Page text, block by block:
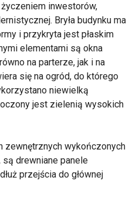
inwestorów,
Bryła budynku ma
i przykryta jest płaskim
elementami są okna
na parterze, jak i na
się na ogród, do którego
niewielką
jest zielenią wysokich
zewnętrznych wykończonych
są drewniane panele
przejścia do głównej